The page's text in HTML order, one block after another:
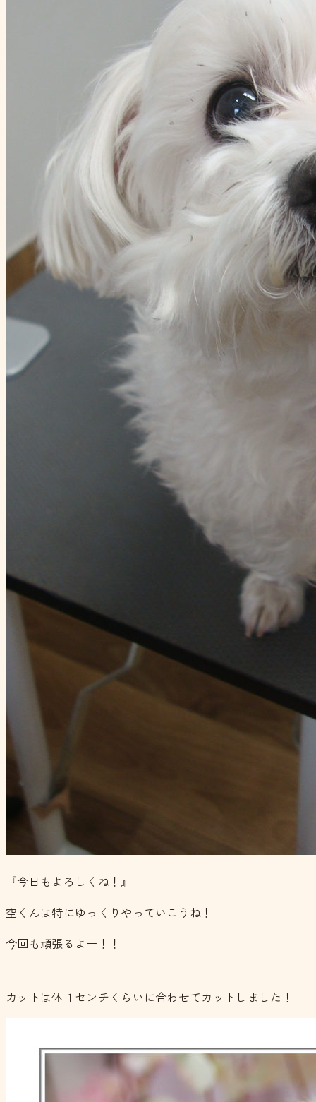
『今日もよろしくね！』
空くんは特にゆっくりやっていこうね！
今回も頑張るよー！！
カットは体１センチくらいに合わせてカットしました！